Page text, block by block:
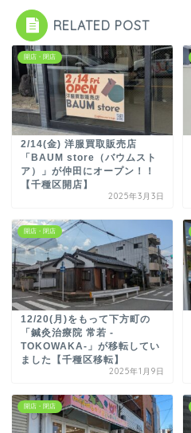
RELATED POST
開店・閉店
2/14(金) 洋服買取販売店
「BAUM store（バウムスト
ア）」が仲田にオープン！！
【千種区開店】
2025年3月3日
開店・閉店
12/20(月)をもって下方町の
「鍼灸治療院 常若 -
TOKOWAKA-」が移転してい
ました【千種区移転】
2025年1月9日
開店・閉店